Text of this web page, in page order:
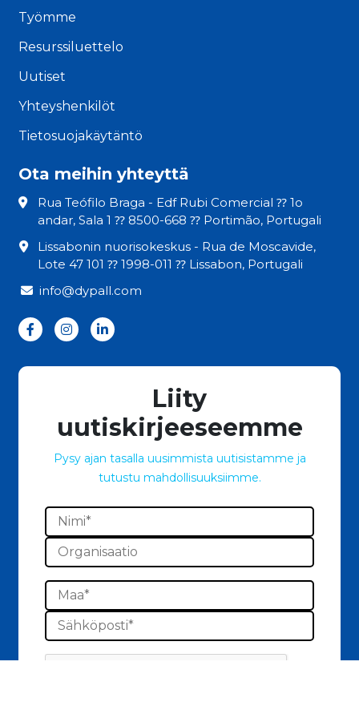
Työmme
Resurssiluettelo
Uutiset
Yhteyshenkilöt
Tietosuojakäytäntö
Ota meihin yhteyttä
Rua Teófilo Braga - Edf Rubi Comercial ⁇ 1o
andar, Sala 1 ⁇ 8500-668 ⁇ Portimão, Portugali
Lissabonin nuorisokeskus - Rua de Moscavide,
Lote 47 101 ⁇ 1998-011 ⁇ Lissabon, Portugali
info@dypall.com
Liity
uutiskirjeeseemme
Pysy ajan tasalla uusimmista uutisistamme ja
tutustu mahdollisuuksiimme.